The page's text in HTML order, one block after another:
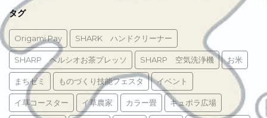
タグ
Origami Pay SHARK ハンドクリーナー
SHARP ヘルシオお茶プレッソ SHARP 空気洗浄機 お米
まちゼミ ものづくり技能フェスタ イベント
イ草コースター イ草農家 カラー畳 キュポラ広場